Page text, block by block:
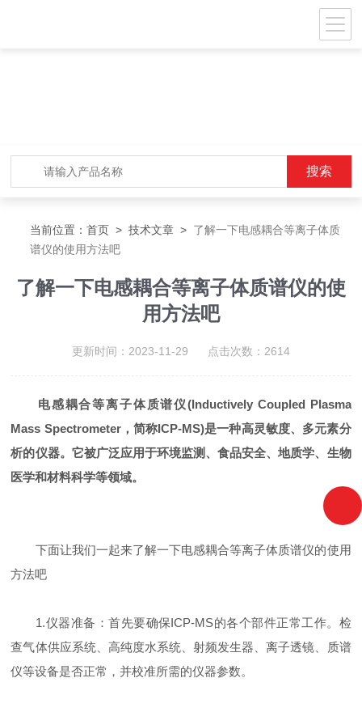
当前位置：首页 >技术文章 > 了解一下电感耦合等离子体质
谱仪的使用方法吧
了解一下电感耦合等离子体质谱仪的使
用方法吧
更新时间：2023-11-29 点击次数：2614
电感耦合等离子体质谱仪(Inductively Coupled Plasma
Mass Spectrometer，简称ICP-MS)是一种高灵敏度、多元素分
析的仪器。它被广泛应用于环境监测、食品安全、地质学、生物
医学和材料科学等领域。
下面让我们一起来了解一下电感耦合等离子体质谱仪的使用
方法吧
1.仪器准备：首先要确保ICP-MS的各个部件正常工作。检
查气体供应系统、高纯度水系统、射频发生器、离子透镜、质谱
仪等设备是否正常，并校准所需的仪器参数。